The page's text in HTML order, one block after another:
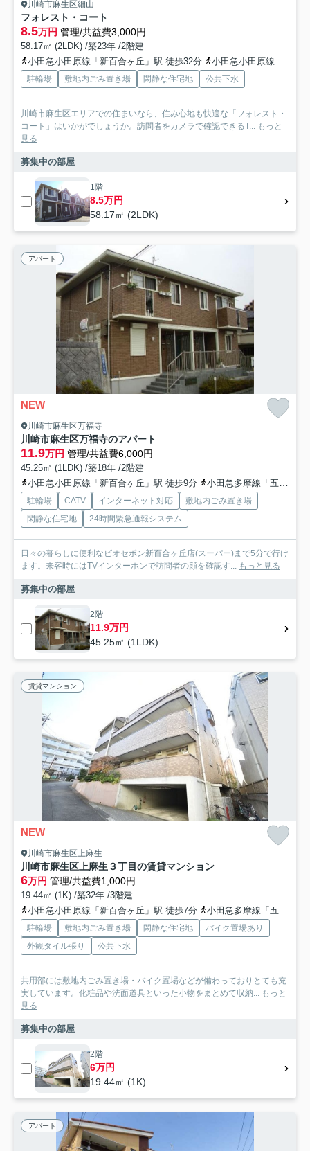
川崎市麻生区細山
フォレスト・コート
8.5万円 管理/共益費3,000円
58.17㎡ (2LDK) /築23年 /2階建
小田急小田原線「新百合ヶ丘」駅 徒歩32分
小田急小田原線「百合ヶ丘」駅 徒歩23分
駐輪場 敷地内ごみ置き場 閑静な住宅地 公共下水
川崎市麻生区エリアでの住まいなら、住み心地も快適な「フォレスト・
コート」はいかがでしょうか。訪問者をカメラで確認できるT... もっと
見る
募集中の部屋
1階
8.5万円
58.17㎡ (2LDK)
アパート
NEW
川崎市麻生区万福寺
川崎市麻生区万福寺のアパート
11.9万円 管理/共益費6,000円
45.25㎡ (1LDK) /築18年 /2階建
小田急小田原線「新百合ヶ丘」駅 徒歩9分
小田急多摩線「五月台」駅 徒歩18分
駐輪場 CATV インターネット対応
敷地内ごみ置き場
閑静な住宅地
24時間緊急通報システム
日々の暮らしに便利なビオセボン新百合ヶ丘店(スーパー)まで5分で行け
ます。来客時にはTVインターホンで訪問者の顔を確認す... もっと見る
募集中の部屋
2階
11.9万円
45.25㎡ (1LDK)
賃貸マンション
NEW
川崎市麻生区上麻生
川崎市麻生区上麻生３丁目の賃貸マンション
6万円 管理/共益費1,000円
19.44㎡ (1K) /築32年 /3階建
小田急小田原線「新百合ヶ丘」駅 徒歩7分
小田急多摩線「五月台」駅 徒歩14分
駐輪場 敷地内ごみ置き場 閑静な住宅地
バイク置場あり
外観タイル張り
公共下水
共用部には敷地内ごみ置き場・バイク置場などが備わっておりとても充
実しています。化粧品や洗面道具といった小物をまとめて収納... もっと
見る
募集中の部屋
2階
6万円
19.44㎡ (1K)
アパート